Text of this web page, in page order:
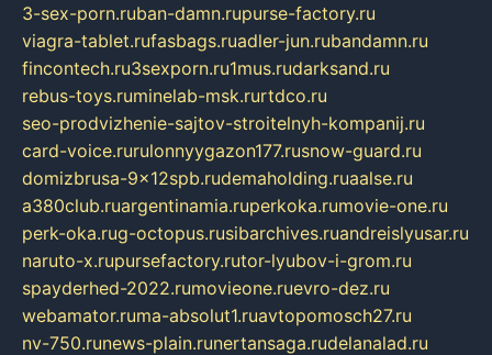
3-sex-porn.ruban-damn.rupurse-factory.ru
viagra-tablet.rufasbags.ruadler-jun.rubandamn.ru
fincontech.ru3sexporn.ru1mus.rudarksand.ru
rebus-toys.ruminelab-msk.rurtdco.ru
seo-prodvizhenie-sajtov-stroitelnyh-kompanij.ru
card-voice.rurulonnyygazon177.rusnow-guard.ru
domizbrusa-9x12spb.rudemaholding.ruaalse.ru
a380club.ruargentinamia.ruperkoka.rumovie-one.ru
perk-oka.rug-octopus.rusibarchives.ruandreislyusar.ru
naruto-x.rupursefactory.rutor-lyubov-i-grom.ru
spayderhed-2022.rumovieone.ruevro-dez.ru
webamator.ruma-absolut1.ruavtopomosch27.ru
nv-750.runews-plain.runertansaga.rudelanalad.ru